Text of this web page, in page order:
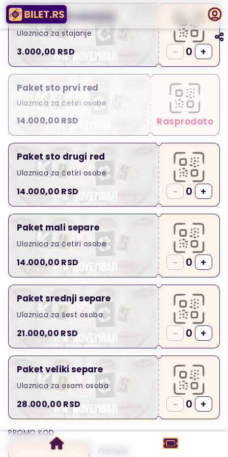
Pojedinačna ulaznica
Ulaznica za stajanje
3.000,00 RSD − 0 +
Paket sto prvi red
Ulaznica za četiri osobe
14.000,00 RSD Rasprodato
Paket sto drugi red
Ulaznica za četiri osobe
14.000,00 RSD − 0 +
Paket mali separe
Ulaznica za četiri osobe
14.000,00 RSD − 0 +
Paket srednji separe
Ulaznica za šest osoba
21.000,00 RSD − 0 +
Paket veliki separe
Ulaznica za osam osoba
28.000,00 RSD − 0 +
PROMO KOD
Primeni